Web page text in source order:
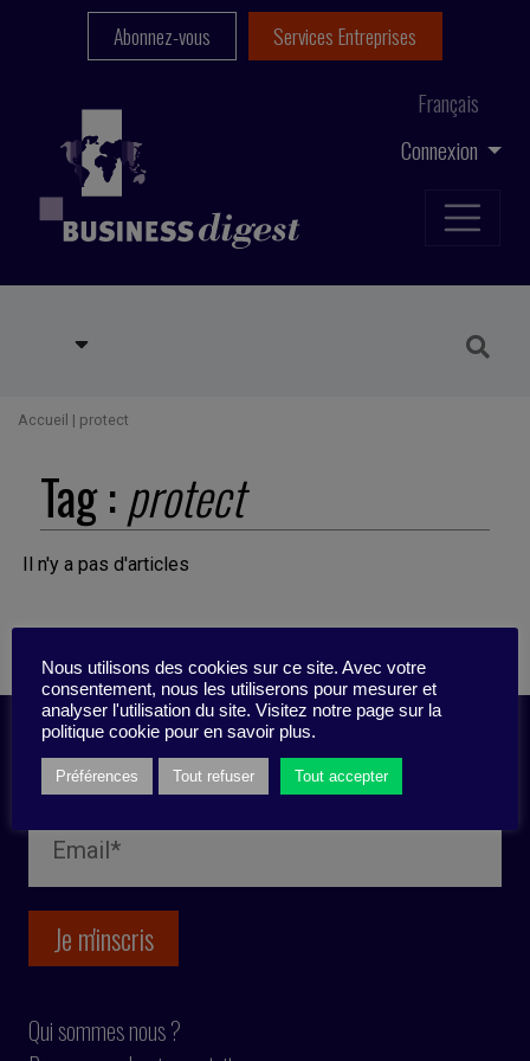
Connexion
Français
Abonnez-vous Services Entreprises
Accueil | protect
Tag :protect
Il n'y a pas d'articles
Inscription newsletter
Qui sommes nous ?
Nous utilisons des cookies sur ce site. Avec votre
consentement, nous les utiliserons pour mesurer et
analyser l'utilisation du site. Visitez notre page sur la
politique cookie pour en savoir plus.
Préférences Tout refuser Tout accepter